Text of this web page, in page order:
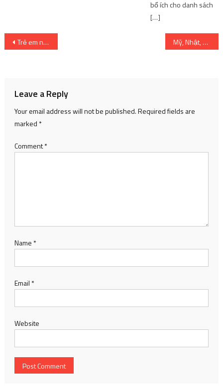
bổ ích cho danh sách
[…]
Post
Trẻ em nhập viện tăng đột biến do nhiễm virus adenovirus Mỹ, Nhật, Hàn là những thị trường game lớn nhất của Trung Quốc – Kênh Game VN
Leave a Reply
Your email address will not be published.Required fields are
marked *
Comment*
Name *
Email *
Website